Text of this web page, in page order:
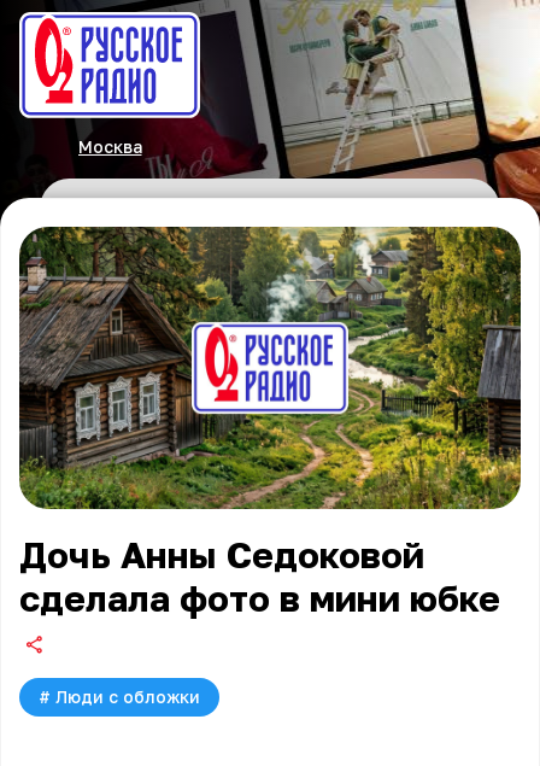
Москва
Дочь Анны Седоковой
сделала фото в мини юбке
# Люди с обложки